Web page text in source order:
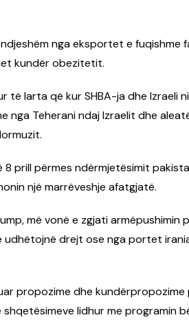
nga eksportet e fuqishme
kundër obezitetit.
të larta që kur SHBA-ja dhe Izraeli
nga Teherani ndaj Izraelit dhe
8 prill përmes ndërmjetësimit
një marrëveshje afatgjatë.
më vonë e zgjati
udhëtojnë drejt ose nga portet
propozime dhe
lidhur me programin